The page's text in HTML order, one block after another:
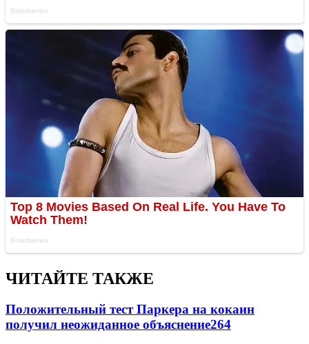
ЧИТАЙТЕ ТАКЖЕ
Положительный тест Паркера на кокаин
получил неожиданное объяснение264